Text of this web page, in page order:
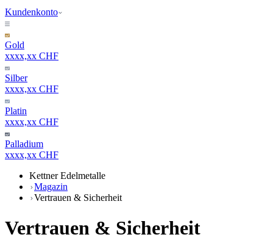
Kundenkonto
Gold
xxxx,xx CHF
Silber
xxxx,xx CHF
Platin
xxxx,xx CHF
Palladium
xxxx,xx CHF
Kettner Edelmetalle
Magazin
Vertrauen & Sicherheit
Vertrauen & Sicherheit